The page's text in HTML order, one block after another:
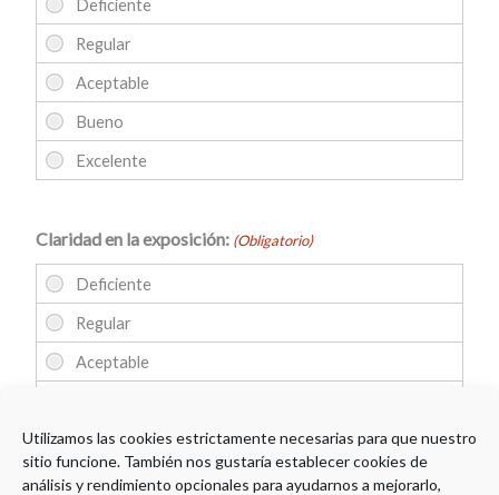
Utilizamos las cookies estrictamente necesarias para que nuestro
sitio funcione. También nos gustaría establecer cookies de
análisis y rendimiento opcionales para ayudarnos a mejorarlo,
Claridad en la exposición: (Obligatorio)